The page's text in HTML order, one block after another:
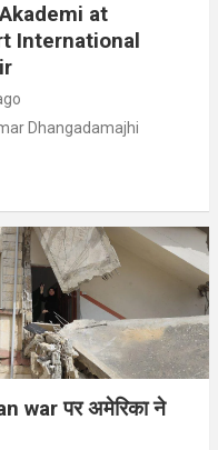
at
International
Dhangadamajhi
war पर अमेरिका ने